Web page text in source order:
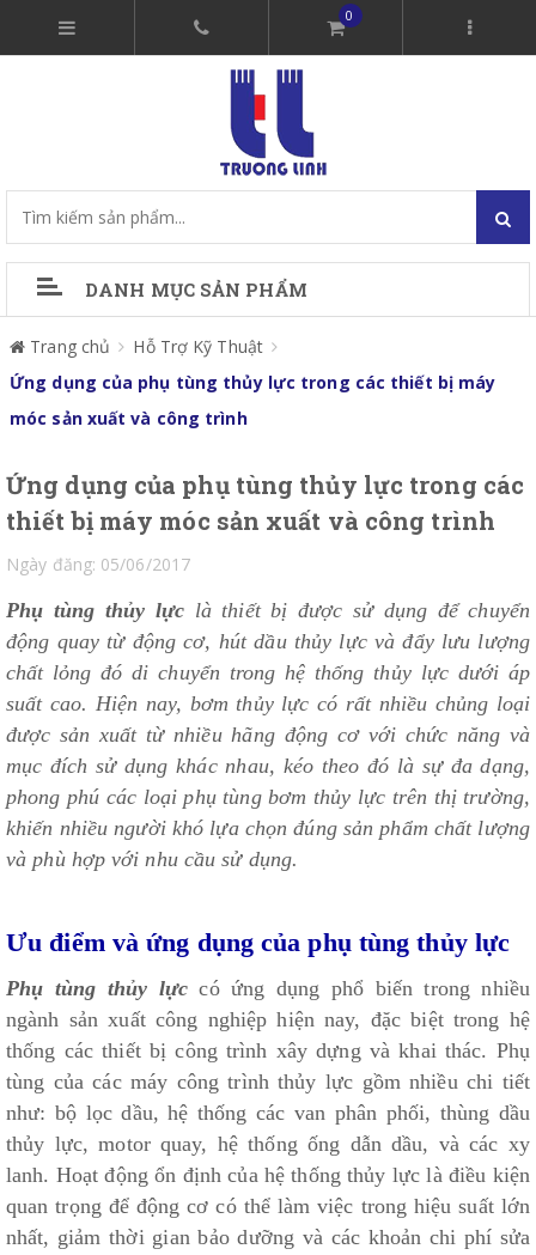
0
DANH MỤC SẢN PHẨM
Trang chủ
Hỗ Trợ Kỹ Thuật
Ứng dụng của phụ tùng thủy lực trong các thiết bị máy
móc sản xuất và công trình
Ứng dụng của phụ tùng thủy lực trong các
thiết bị máy móc sản xuất và công trình
Ngày đăng: 05/06/2017
Phụ tùng thủy lực là thiết bị được sử dụng để chuyển
động quay từ động cơ, hút dầu thủy lực và đẩy lưu lượng
chất lỏng đó di chuyển trong hệ thống thủy lực dưới áp
suất cao. Hiện nay, bơm thủy lực có rất nhiều chủng loại
được sản xuất từ nhiều hãng động cơ với chức năng và
mục đích sử dụng khác nhau, kéo theo đó là sự đa dạng,
phong phú các loại phụ tùng bơm thủy lực trên thị trường,
khiến nhiều người khó lựa chọn đúng sản phẩm chất lượng
và phù hợp với nhu cầu sử dụng.
Ưu điểm và ứng dụng của phụ tùng thủy lực
Phụ tùng thủy lựccó ứng dụng phổ biến trong nhiều
ngành sản xuất công nghiệp hiện nay, đặc biệt trong hệ
thống các thiết bị công trình xây dựng và khai thác. Phụ
tùng của các máy công trình thủy lực gồm nhiều chi tiết
như: bộ lọc dầu, hệ thống các van phân phối, thùng dầu
thủy lực, motor quay, hệ thống ống dẫn dầu, và các xy
lanh. Hoạt động ổn định của hệ thống thủy lực là điều kiện
quan trọng để động cơ có thể làm việc trong hiệu suất lớn
nhất, giảm thời gian bảo dưỡng và các khoản chi phí sửa